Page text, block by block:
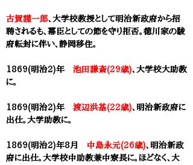
古賀謹一郎、大学校教授として明治新政府から招
聘されるも、幕臣としての節を守り拒否。徳川家の駿
府転封に伴い、静岡移住。
1869(明治2)年 池田謙斎(29歳)、 大学校大助教
に。
1869(明治2)年 渡辺洪基(22歳)、明治新政府に
出仕。 大学助教に。
1869(明治2)年8月 中島永元(26歳)、明治新政
府に出仕。 大学校中助教兼中寮長に。ほどなく、大